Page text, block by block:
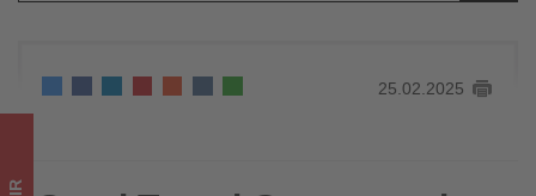
olan
bağlılığını
ikiye
25.02.2025